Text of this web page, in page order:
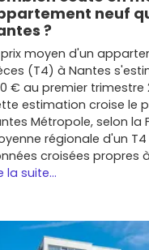
neuf
?
prix moyen d'un
(T4) à Nantes
€ au premier trimestre
estimation croise le
Métropole, selon la
régionale d'un
croisées propres
la suite...